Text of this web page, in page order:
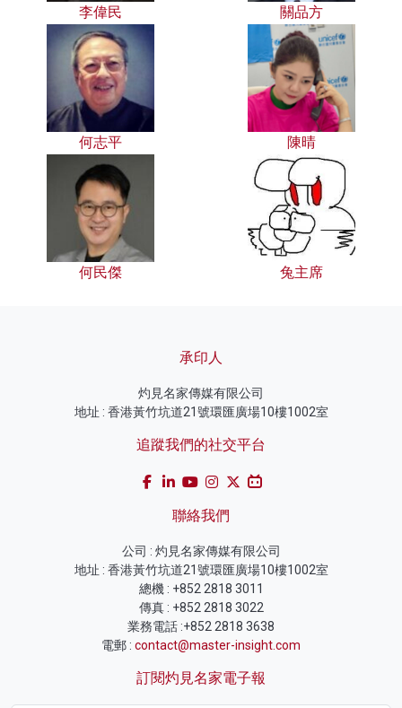
李偉民 關品方
何志平 陳晴
何民傑 兔主席
承印人
灼見名家傳媒有限公司
地址 : 香港黃竹坑道21號環匯廣場10樓1002室
追蹤我們的社交平台
聯絡我們
公司 : 灼見名家傳媒有限公司
地址 : 香港黃竹坑道21號環匯廣場10樓1002室
總機 : +852 2818 3011
傳真 : +852 2818 3022
業務電話 :+852 2818 3638
電郵 : contact@master-insight.com
訂閱灼見名家電子報